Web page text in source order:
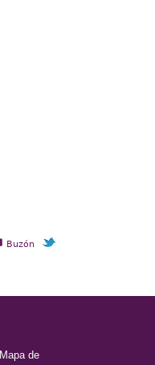
Buzón
Mapa de